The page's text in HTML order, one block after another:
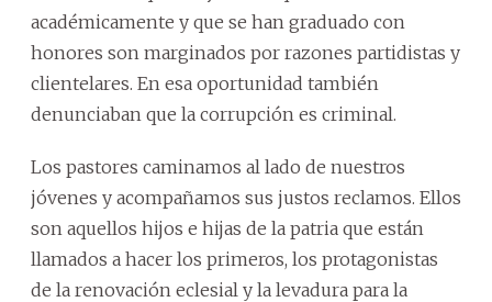
académicamente y que se han graduado con
honores son marginados por razones partidistas y
clientelares. En esa oportunidad también
denunciaban que la corrupción es criminal.
Los pastores caminamos al lado de nuestros
jóvenes y acompañamos sus justos reclamos. Ellos
son aquellos hijos e hijas de la patria que están
llamados a hacer los primeros, los protagonistas
de la renovación eclesial y la levadura para la